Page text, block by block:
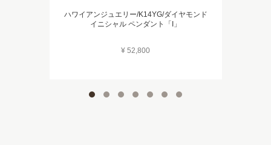
ハワイアンジュエリー/K14YG/ダイヤモンド
イニシャル ペンダント「I」
¥ 52,800